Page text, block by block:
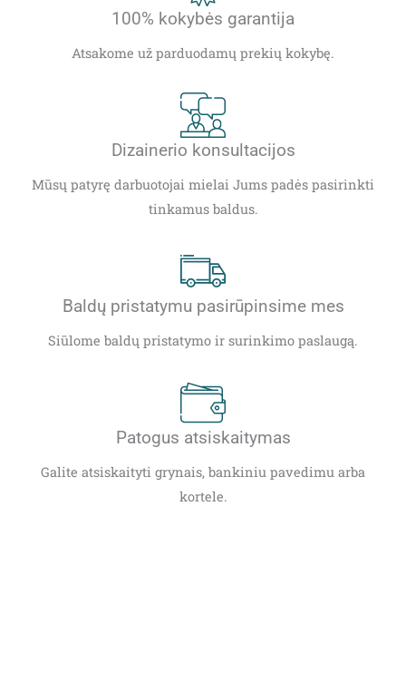
100% kokybės garantija
Atsakome už parduodamų prekių kokybę.
Dizainerio konsultacijos
Mūsų patyrę darbuotojai mielai Jums padės pasirinkti
tinkamus baldus.
Baldų pristatymu pasirūpinsime mes
Siūlome baldų pristatymo ir surinkimo paslaugą.
Patogus atsiskaitymas
Galite atsiskaityti grynais, bankiniu pavedimu arba
kortele.